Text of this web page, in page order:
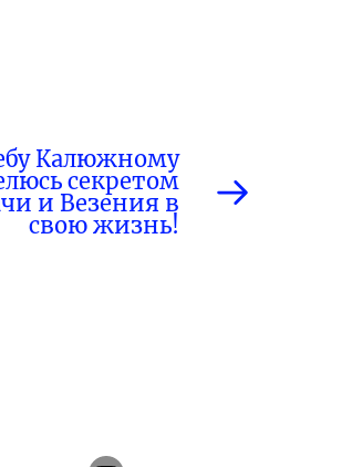
Калюжному
секретом
и Везения в
свою жизнь!